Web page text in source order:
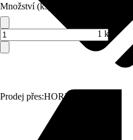
Prodej přes:HORNBACH
Množství (ks)
1 ks